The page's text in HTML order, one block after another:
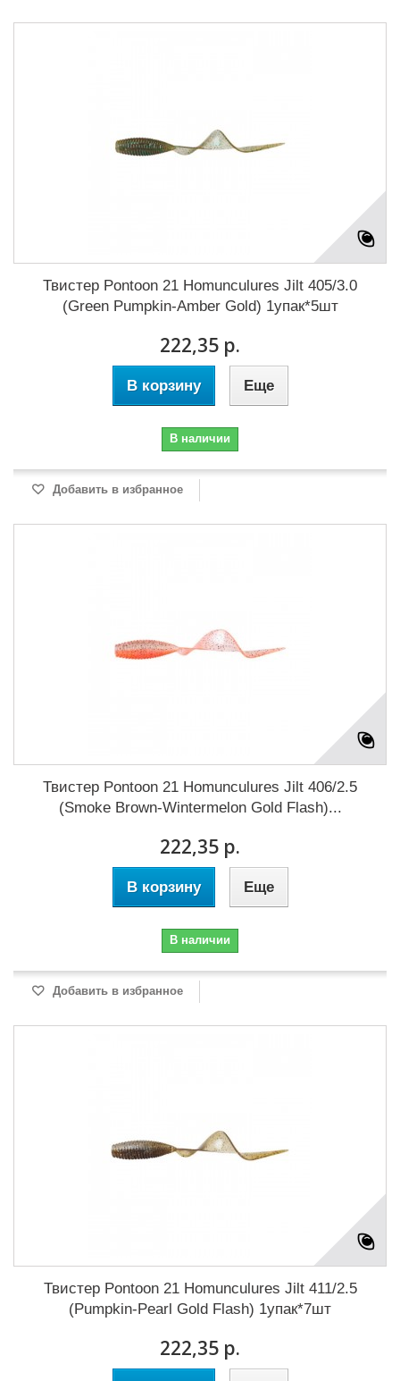
Твистер Pontoon 21 Homunculures Jilt 405/3.0
(Green Pumpkin-Amber Gold) 1упак*5шт
222,35 р.
В корзину Еще
В наличии
Добавить в избранное
Твистер Pontoon 21 Homunculures Jilt 406/2.5
(Smoke Brown-Wintermelon Gold Flash)...
222,35 р.
В корзину Еще
В наличии
Добавить в избранное
Твистер Pontoon 21 Homunculures Jilt 411/2.5
(Pumpkin-Pearl Gold Flash) 1упак*7шт
222,35 р.